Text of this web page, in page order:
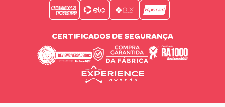
CERTIFICADOS DE SEGURANÇA